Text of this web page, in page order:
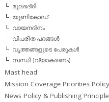
മൂലഭദ്രി
യൂണികോഡ്
വായനദിനം
വിപരീത പദങ്ങള്‍
വൃത്തങ്ങളുടെ പേരുകള്‍
സന്ധി (വ്യാകരണം)
Mast head
Mission Coverage Priorities Policy
News Policy & Publishing